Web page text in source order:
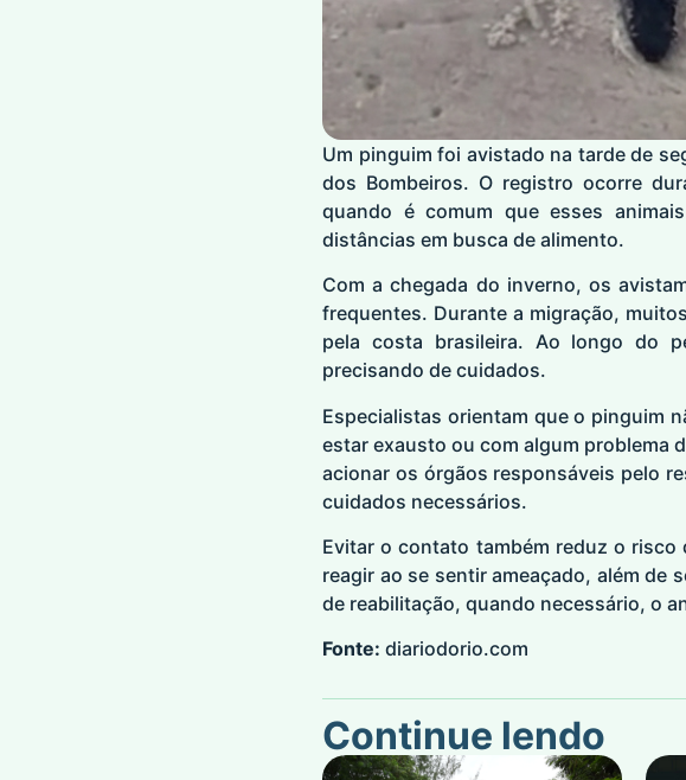
Um pinguim foi avistado na tarde de
dos Bombeiros. O registro ocorre
quando é comum que esses
distâncias em busca de alimento.
Com a chegada do inverno, os
frequentes. Durante a migração,
pela costa brasileira. Ao longo do
precisando de cuidados.
Especialistas orientam que o pinguim
estar exausto ou com algum problema
acionar os órgãos responsáveis pelo
cuidados necessários.
Evitar o contato também reduz o
reagir ao se sentir ameaçado, além de
de reabilitação, quando necessário, o
Fonte: diariodorio.com
Continue lendo